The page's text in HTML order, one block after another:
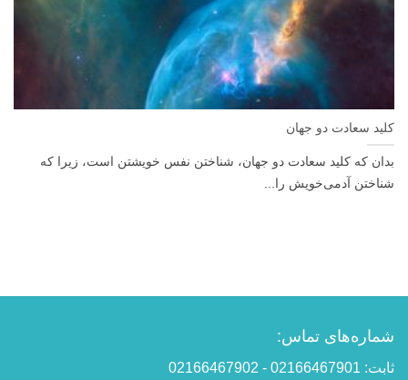
کلید سعادت دو جهان
بدان که کلید سعادت دو جهان، شناختن نفس خویشتن است، زیرا که
شناختن آدمی‌خویش را...
شماره‌های تماس:
ثابت: 02166467901 - 02166467902